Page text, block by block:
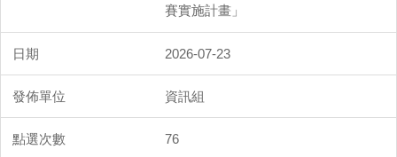
賽實施計畫」
2026-07-23
資訊組
76